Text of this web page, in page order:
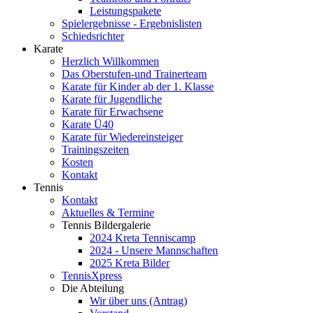
Leistungspakete
Spielergebnisse - Ergebnislisten
Schiedsrichter
Karate
Herzlich Willkommen
Das Oberstufen-und Trainerteam
Karate für Kinder ab der 1. Klasse
Karate für Jugendliche
Karate für Erwachsene
Karate Ü40
Karate für Wiedereinsteiger
Trainingszeiten
Kosten
Kontakt
Tennis
Kontakt
Aktuelles & Termine
Tennis Bildergalerie
2024 Kreta Tenniscamp
2024 - Unsere Mannschaften
2025 Kreta Bilder
TennisXpress
Die Abteilung
Wir über uns (Antrag)